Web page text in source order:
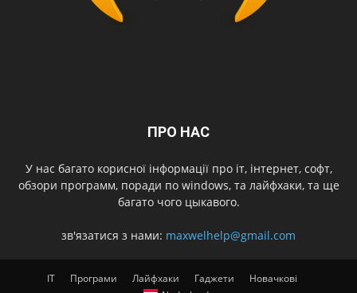
ПРО НАС
У нас багато корисної інформації про іт, інтернет, софт,
обзори программ, поради по windows, та лайфхаки, та ще
багато чого цыкавого.
зв'язатися з нами: maxwelhelp@gmail.com
IT Програми Лайфхаки Гаджети
Новачкові